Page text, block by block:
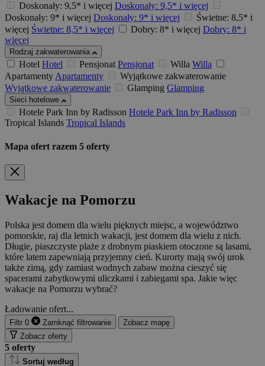
Doskonały: 9,5* i więcej Doskonały: 9,5* i więcej
Doskonały: 9* i więcej Doskonały: 9* i więcej
Świetne: 8,5* i
więcej Świetne: 8,5* i więcej Dobry: 8* i więcej Dobry: 8* i
więcej
Rodzaj zakwaterowania
Hotel Hotel Pensjonat Pensjonat Willa Willa
ApartamentyApartamenty
Wyjątkowe zakwaterowanie
Wyjątkowe zakwaterowanie
Glamping Glamping
Sieci hotelowe
Hotele Park Inn by Radisson Hotele Park Inn by Radisson
Tropical Islands Tropical Islands
Mapa ofert razem 5 oferty
Wakacje na Pomorzu
Polska jest domem dla wielu pięknych miejsc, a województwo
pomorskie, raj dla letnich wakacji, jest domem dla wielu z nich.
Długie, piaszczyste plaże z drobnym piaskiem otoczone są lasami,
które latem zapewniają przyjemny cień. Kurorty mają swój urok
także zimą, gdy zamiast wodnych zabaw można cieszyć się
spacerami zabytkowymi uliczkami i zabiegami spa. Jakie więc
wakacje na Pomorzu wybrać?
Ładowanie ofert...
Filtr 0 Zamknąć filtrowanie
Zobacz mapę
Zobacz oferty
5 oferty
Sortuj według